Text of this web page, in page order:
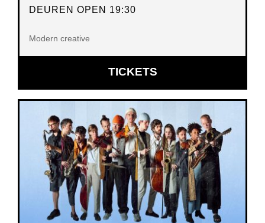
DEUREN OPEN 19:30
Modern creative
TICKETSOPENT
IN
VENSTER